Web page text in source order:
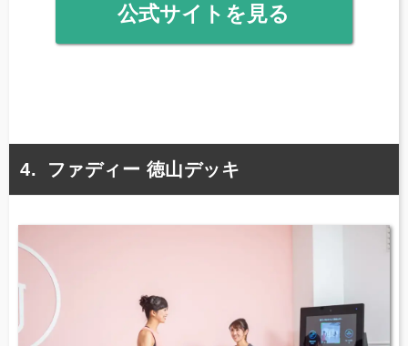
公式サイトを見る
ファディー 徳山デッキ